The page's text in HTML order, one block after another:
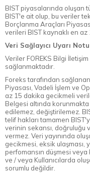
BIST piyasalarında oluşan
BIST'e ait olup, bu veriler
Borçlanma Araçları
verileri BIST kaynaklı en
Veri Sağlayıcı Uyarı Notu
Veriler FOREKS Bilgi
sağlanmaktadır.
Foreks tarafından
Piyasası, Vadeli İşlem ve
az 15 dakika gecikmeli
Belgesi altında
edilemez, değiştirilemez.
telif hakları tamamen
verinin sekansı, doğruluğu
vermez. Veri yayınında
gecikmesi, eksik ulaşması,
perfomansın düşmesi veya
ve / veya Kullanıcılarda
sorumlu değildir.